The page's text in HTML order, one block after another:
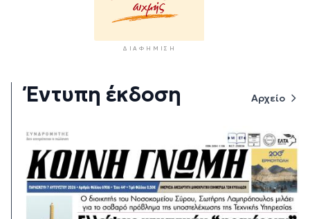
ΔΙΑΦΉΜΙΣΗ
Έντυπη έκδοση Αρχείο